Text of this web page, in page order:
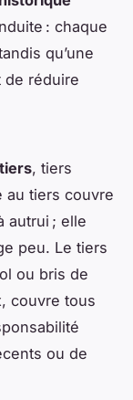
: chaque
qu’une
de réduire
tiers, tiers
au tiers couvre
autrui ; elle
peu. Le tiers
ou bris de
couvre tous
ou de